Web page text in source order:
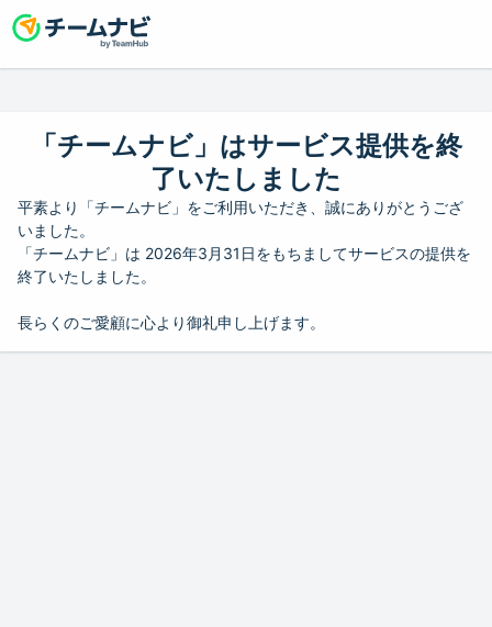
「チームナビ」はサービス提供を終
了いたしました
平素より「チームナビ」をご利用いただき、誠にありがとうござ
いました。
「チームナビ」は 2026年3月31日をもちましてサービスの提供を
終了いたしました。
長らくのご愛顧に心より御礼申し上げます。